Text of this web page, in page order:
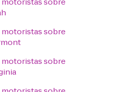
sobre
sobre